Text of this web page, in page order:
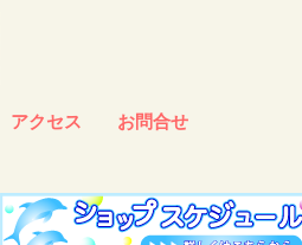
アクセス お問合せ